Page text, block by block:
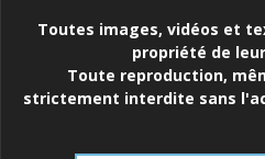
Toutes images, vidéos et
propriété de
Toute reproduction,
strictement interdite sans